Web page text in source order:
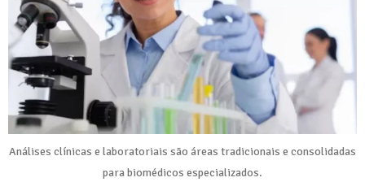
Análises clínicas e laboratoriais são áreas tradicionais e consolidadas
para biomédicos especializados.